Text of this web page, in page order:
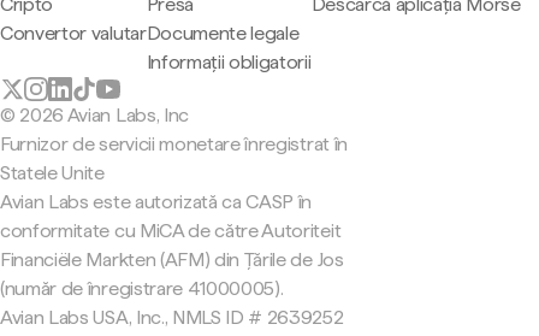
Convertor valutarDocumente legale
Informații obligatorii
© 2026 Avian Labs, Inc
Furnizor de servicii monetare înregistrat în
Statele Unite
Avian Labs este autorizată ca CASP în
conformitate cu MiCA de către Autoriteit
Financiële Markten (AFM) din Țările de Jos
(număr de înregistrare 41000005).
Avian Labs USA, Inc., NMLS ID # 2639252